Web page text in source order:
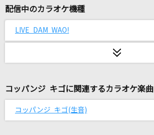
Viking
lulu.
Moonshine
go!go!vanillas
配信中のカラオケ機種
LIVE DAM WAO!
コッパンジ キゴに関連するカラオケ楽曲
コッパンジ キゴ(生音)